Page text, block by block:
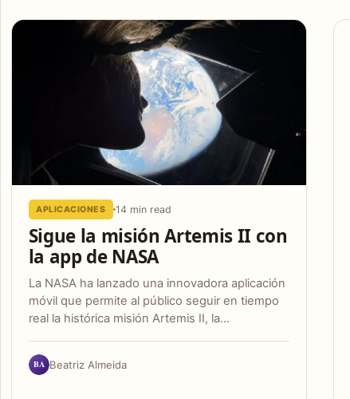
Articles
APLICACIONES 14 min read
Sigue la misión Artemis II con
la app de NASA
La NASA ha lanzado una innovadora aplicación
móvil que permite al público seguir en tiempo
real la histórica misión Artemis II, la…
BA Beatriz Almeida